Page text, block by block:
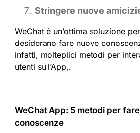
Stringere nuove
WeChat è un’ottima soluzione
desiderano fare nuove
infatti, molteplici metodi per
utenti sull’App,.
WeChat App: 5 metodi per
conoscenze